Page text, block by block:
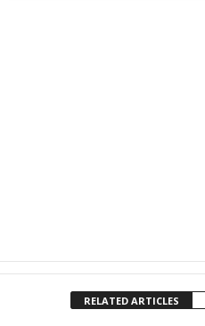
RELATED ARTICLES